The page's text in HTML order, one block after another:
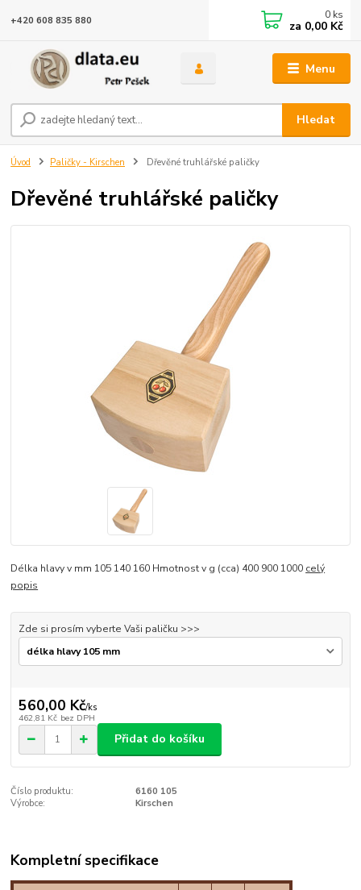
Menu
Hledat
+420 608 835 880 0 ks
za 0,00 Kč
Úvod Paličky - Kirschen Dřevěné truhlářské paličky
Dřevěné truhlářské paličky
Délka hlavy v mm 105 140 160 Hmotnost v g (cca) 400 900 1000 celý
popis
Zde si prosím vyberte Vaši paličku >>>
560,00 Kč/ks
462,81 Kč bez DPH
Přidat do košíku
Číslo produktu:
6160 105
Výrobce:
Kirschen
Kompletní specifikace